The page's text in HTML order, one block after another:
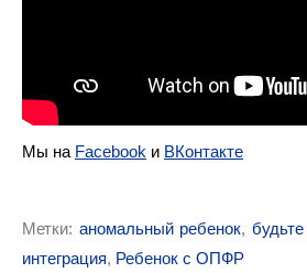
Мы на Facebook и ВКонтакте
Метки: аномальный ребенок,
интеграция, Ребенок с ОПФР